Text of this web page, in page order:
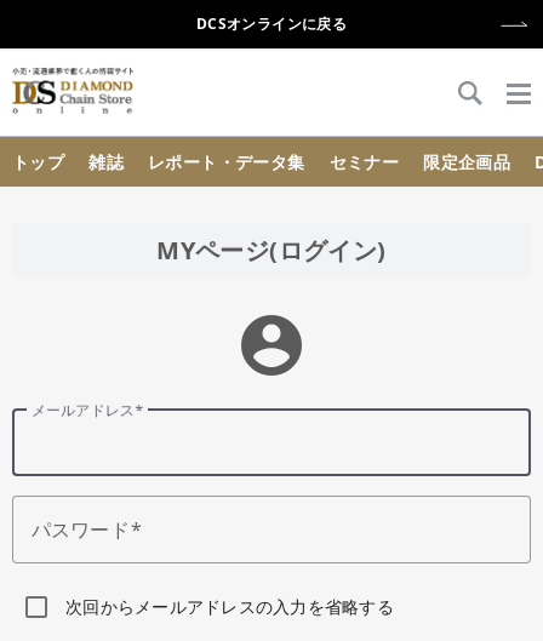
DCSオンラインに戻る
トップ 雑誌 レポート・データ集 セミナー 限定企画品
MYページ(ログイン)
account_circle
メールアドレス
パスワード
次回からメールアドレスの入力を省略する